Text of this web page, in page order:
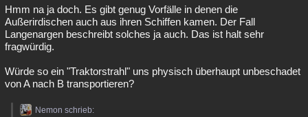
Hmm na ja doch. Es gibt genug Vorfälle in denen die
Außerirdischen auch aus ihren Schiffen kamen. Der Fall
Langenargen beschreibt solches ja auch. Das ist halt sehr
fragwürdig.
Würde so ein "Traktorstrahl" uns physisch überhaupt unbeschadet
von A nach B transportieren?
Nemon schrieb: